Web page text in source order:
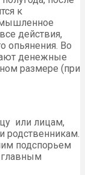
к
действия,
опьянения. Во
денежные
размере (при
или лицам,
родственникам.
подспорьем